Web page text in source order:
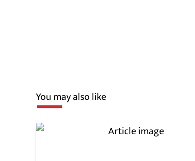
You may also like